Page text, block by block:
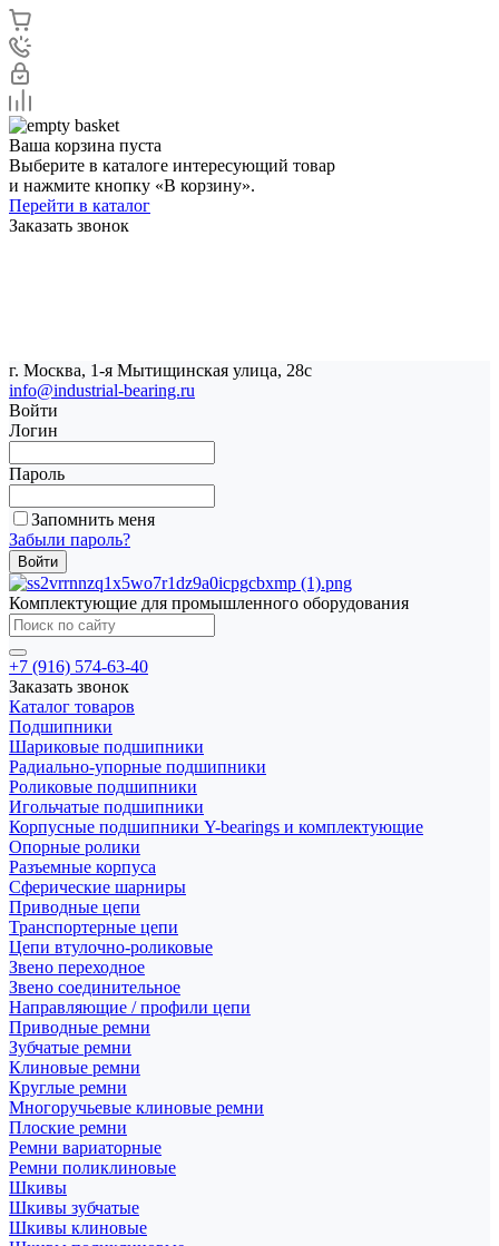
Ваша корзина пуста
Выберите в каталоге интересующий товар
и нажмите кнопку «В корзину».
Перейти в каталог
Заказать звонок
г. Москва, 1-я Мытищинская улица, 28с
info@industrial-bearing.ru
Войти
Логин
Пароль
Запомнить меня
Забыли пароль?
Комплектующие для промышленного оборудования
+7 (916) 574-63-40
Заказать звонок
Каталог товаров
Подшипники
Шариковые подшипники
Радиально-упорные подшипники
Роликовые подшипники
Игольчатые подшипники
Корпусные подшипники Y-bearings и комплектующие
Опорные ролики
Разъемные корпуса
Сферические шарниры
Приводные цепи
Транспортерные цепи
Цепи втулочно-роликовые
Звено переходное
Звено соединительное
Направляющие / профили цепи
Приводные ремни
Зубчатые ремни
Клиновые ремни
Круглые ремни
Многоручьевые клиновые ремни
Плоские ремни
Ремни вариаторные
Ремни поликлиновые
Шкивы
Шкивы зубчатые
Шкивы клиновые